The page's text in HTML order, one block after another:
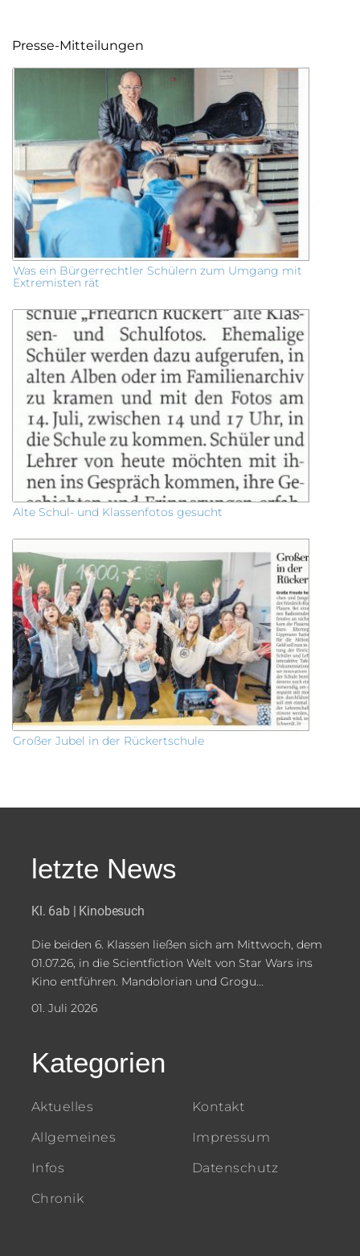
Presse-Mitteilungen
Was ein Bürgerrechtler Schülern zum Umgang mit
Extremisten rät
Alte Schul- und Klassenfotos gesucht
Großer Jubel in der Rückertschule
letzte News
Kl. 6ab | Kinobesuch
Die beiden 6. Klassen ließen sich am Mittwoch, dem
01.07.26, in die Scientfiction Welt von Star Wars ins
Kino entführen. Mandolorian und Grogu...
01. Juli 2026
Kategorien
Aktuelles
Allgemeines
Infos
Chronik
Kontakt
Impressum
Datenschutz